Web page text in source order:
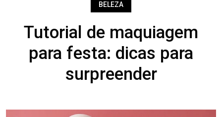
BELEZA
Tutorial de maquiagem
para festa: dicas para
surpreender